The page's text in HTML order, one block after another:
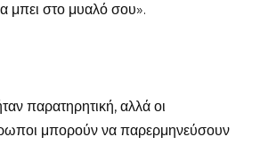
μπει στο μυαλό σου».
παρατηρητική, αλλά οι
μπορούν να παρερμηνεύσουν